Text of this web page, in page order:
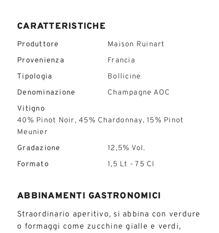
CARATTERISTICHE
Produttore
Maison Ruinart
Provenienza
Francia
Tipologia
Bollicine
Denominazione
Champagne AOC
Vitigno
40% Pinot Noir, 45% Chardonnay, 15% Pinot
Meunier
Gradazione
12,5% Vol.
Formato
1,5 Lt - 75 Cl
ABBINAMENTI GASTRONOMICI
Straordinario aperitivo, si abbina con verdure
o formaggi come zucchine gialle e verdi,